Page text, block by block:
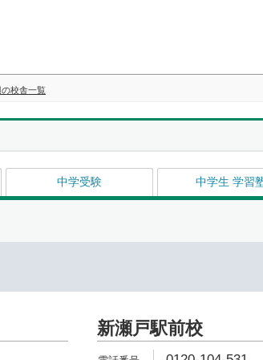
校舎一覧
中学受験 中学生 学習
新瀬戸駅前校